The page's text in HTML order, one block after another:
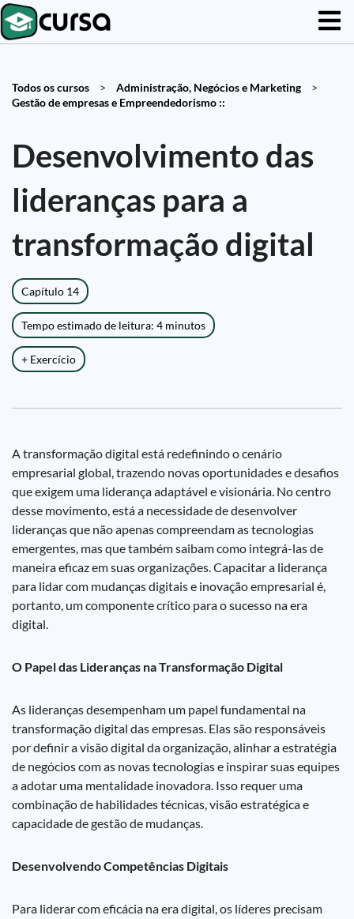
Todos os cursos > Administração, Negócios e Marketing
>
Gestão de empresas e Empreendedorismo ::
Desenvolvimento das
lideranças para a
transformação digital
Capítulo 14
Tempo estimado de leitura: 4 minutos
+ Exercício
A transformação digital está redefinindo o cenário
empresarial global, trazendo novas oportunidades e desafios
que exigem uma liderança adaptável e visionária. No centro
desse movimento, está a necessidade de desenvolver
lideranças que não apenas compreendam as tecnologias
emergentes, mas que também saibam como integrá-las de
maneira eficaz em suas organizações. Capacitar a liderança
para lidar com mudanças digitais e inovação empresarial é,
portanto, um componente crítico para o sucesso na era
digital.
O Papel das Lideranças na Transformação Digital
As lideranças desempenham um papel fundamental na
transformação digital das empresas. Elas são responsáveis
por definir a visão digital da organização, alinhar a estratégia
de negócios com as novas tecnologias e inspirar suas equipes
a adotar uma mentalidade inovadora. Isso requer uma
combinação de habilidades técnicas, visão estratégica e
capacidade de gestão de mudanças.
Desenvolvendo Competências Digitais
Para liderar com eficácia na era digital, os líderes precisam